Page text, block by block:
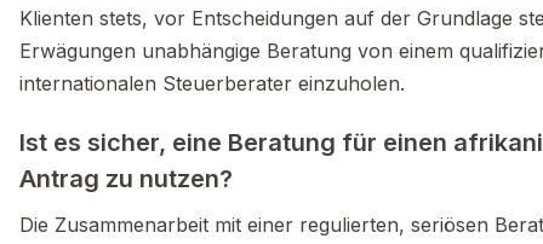
Klienten stets, vor Entscheidungen auf der Grundlage
Erwägungen unabhängige Beratung von einem
internationalen Steuerberater einzuholen.
Ist es sicher, eine Beratung für einen
Antrag zu nutzen?
Die Zusammenarbeit mit einer regulierten, seriösen